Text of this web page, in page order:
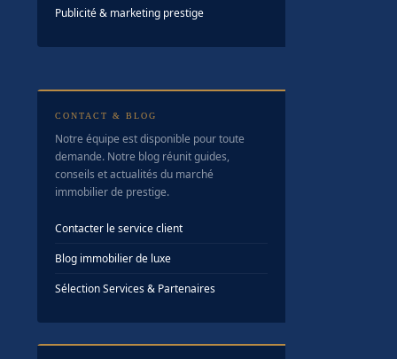
Publicité & marketing prestige
CONTACT & BLOG
Notre équipe est disponible pour toute
demande. Notre blog réunit guides,
conseils et actualités du marché
immobilier de prestige.
Contacter le service client
Blog immobilier de luxe
Sélection Services & Partenaires